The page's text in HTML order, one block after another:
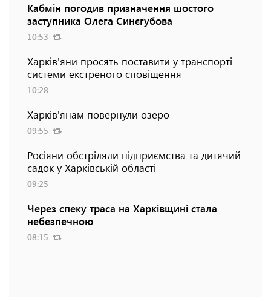
Кабмін погодив призначення шостого
заступника Олега Синєгубова
10:53
Харків'яни просять поставити у транспорті
системи екстреного сповіщення
10:28
Харків'янам повернули озеро
09:55
Росіяни обстріляли підприємства та дитячий
садок у Харківській області
09:25
Через спеку траса на Харківщині стала
небезпечною
08:15